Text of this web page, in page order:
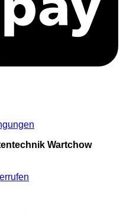
Wartchow